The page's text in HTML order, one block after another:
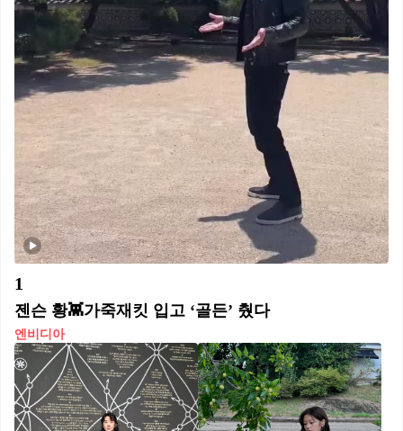
1
젠슨 황👾가죽재킷 입고 ‘골든’ 췄다
엔비디아